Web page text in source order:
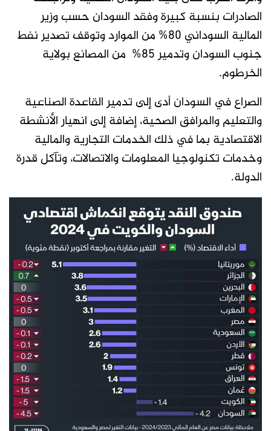
الصادرات بنسبة كبيرة وفقد السودان حسب وزير
المالية السوداني 80% من الموارد وتوقف تصدير نفط
جنوب السودان وتدمير 85% من المصانع بولاية
الخرطوم.
الصراع في السودان أدى إلى تدمير القاعدة الصناعية
والتعليم والمرافق الصحية، إضافة إلى انهيار الأنشطة
الاقتصادية بما في ذلك الخدمات التجارية والمالية
وخدمات تكنولوجيا المعلومات والاتصالات، وتآكل قدرة
الدولة.